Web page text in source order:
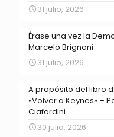
31 julio, 2026
Érase una vez la
Marcelo Brignoni
31 julio, 2026
A propósito del libro
«Volver a Keynes» –
Ciafardini
30 julio, 2026